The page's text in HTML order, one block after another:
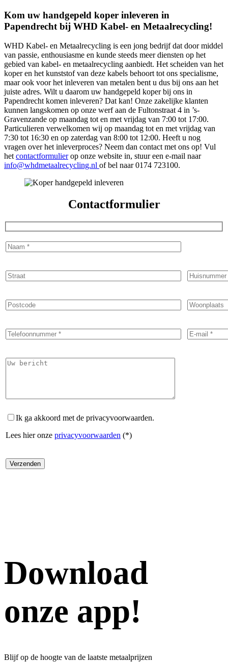
Kom uw handgepeld koper inleveren in
Papendrecht bij WHD Kabel- en Metaalrecycling!
WHD Kabel- en Metaalrecycling is een jong bedrijf dat door middel
van passie, enthousiasme en kunde steeds meer diensten op het
gebied van kabel- en metaalrecycling aanbiedt. Het scheiden van het
koper en het kunststof van deze kabels behoort tot ons specialisme,
maar ook voor het inleveren van metalen bent u dus bij ons aan het
juiste adres. Wilt u daarom uw handgepeld koper bij ons in
Papendrecht komen inleveren? Dat kan! Onze zakelijke klanten
kunnen langskomen op onze werf aan de Fultonstraat 4 in ’s-
Gravenzande op maandag tot en met vrijdag van 7:00 tot 17:00.
Particulieren verwelkomen wij op maandag tot en met vrijdag van
7:30 tot 16:30 en op zaterdag van 8:00 tot 12:00. Heeft u nog
vragen over het inleverproces? Neem dan contact met ons op! Vul
het contactformulierop onze website in, stuur een e-mail naar
info@whdmetaalrecycling.nl of bel naar 0174 723100.
Contactformulier
Ik ga akkoord met de privacyvoorwaarden.
Lees hier onze privacyvoorwaarden (*)
Download
onze app!
Blijf op de hoogte van de laatste metaalprijzen